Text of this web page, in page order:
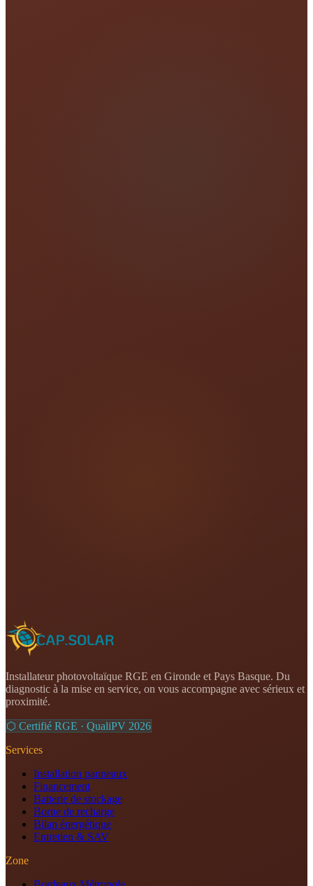
Installateur photovoltaïque RGE en Gironde et Pays Basque. Du
diagnostic à la mise en service, on vous accompagne avec sérieux et
proximité.
⬡ Certifié RGE · QualiPV 2026
Services
Installation panneaux
Financement
Batterie de stockage
Borne de recharge
Bilan énergétique
Entretien & SAV
Zone